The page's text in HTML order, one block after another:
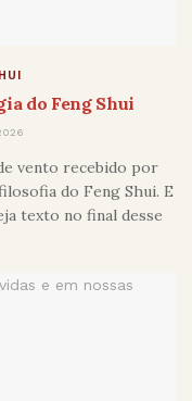
do Feng Shui
vento recebido por
do Feng Shui. E
texto no final desse